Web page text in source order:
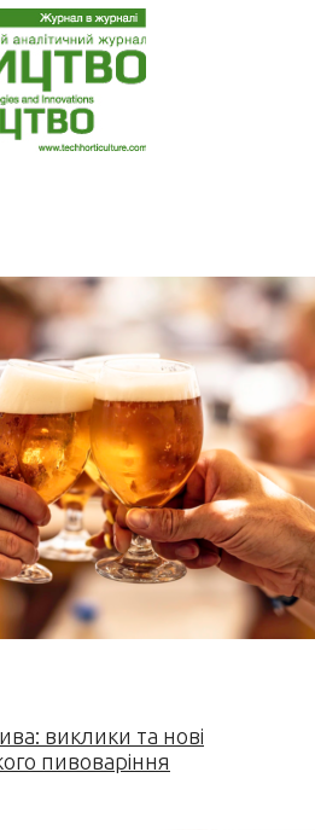
виклики та нові
пивоваріння